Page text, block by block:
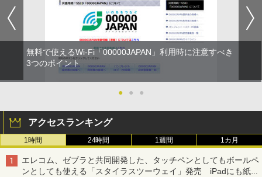
無料で使えるWi-Fi「00000JAPAN」利用時に注意すべき
3つのポイント
● ● ●
アクセスランキング
1時間 24時間 1週間 1カ月
エレコム、ゼブラと共同開発した、タッチペンとしてもボールペ
ンとしても使える「スタイラスツーウェイ」発売 iPadにも紙に